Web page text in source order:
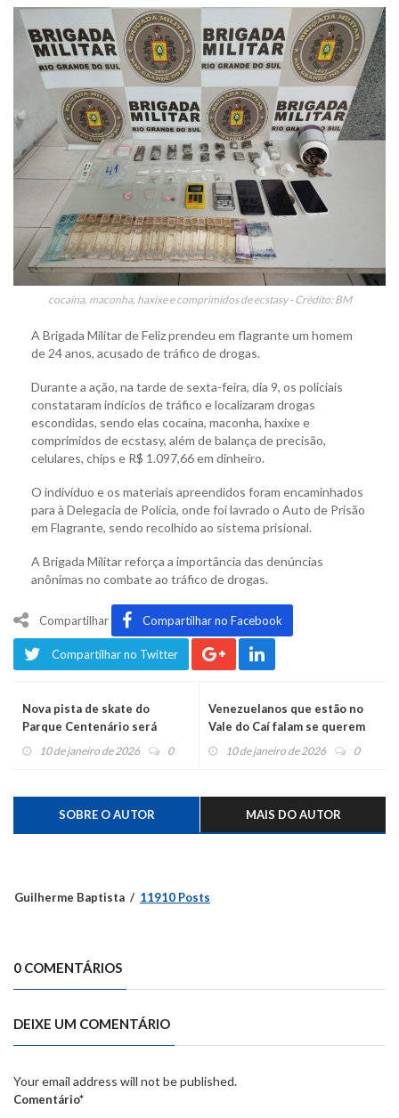
cocaína, maconha, haxixe e comprimidos de ecstasy - Crédito: BM
A Brigada Militar de Feliz prendeu em flagrante um homem
de 24 anos, acusado de tráfico de drogas.
Durante a ação, na tarde de sexta-feira, dia 9, os policiais
constataram indícios de tráfico e localizaram drogas
escondidas, sendo elas cocaína, maconha, haxixe e
comprimidos de ecstasy, além de balança de precisão,
celulares, chips e R$ 1.097,66 em dinheiro.
O indivíduo e os materiais apreendidos foram encaminhados
para à Delegacia de Polícia, onde foi lavrado o Auto de Prisão
em Flagrante, sendo recolhido ao sistema prisional.
A Brigada Militar reforça a importância das denúncias
anônimas no combate ao tráfico de drogas.
Compartilhar Compartilhar no Facebook
Compartilhar no Twitter
Nova pista de skate do
Parque Centenário será
inaugurada neste domingo
10 de janeiro de 2026 0
Venezuelanos que estão no
Vale do Caí falam se querem
voltar para a Venezuela
10 de janeiro de 2026 0
SOBRE O AUTOR MAIS DO AUTOR
Guilherme Baptista 11910 Posts
0 COMENTÁRIOS
DEIXE UM COMENTÁRIO
Your email address will not be published.
Comentário*